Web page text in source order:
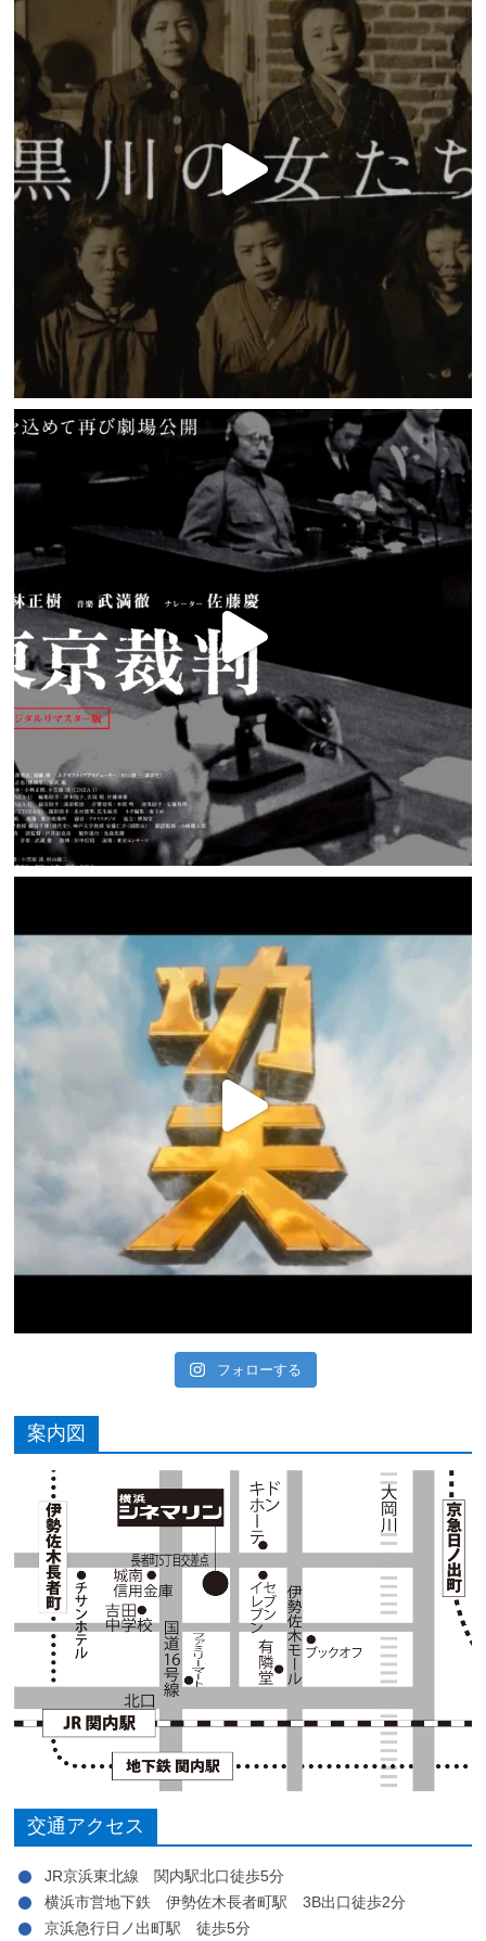
フォローする
案内図
交通アクセス
JR京浜東北線 関内駅北口徒歩5分
横浜市営地下鉄 伊勢佐木長者町駅 3B出口徒歩2分
京浜急行日ノ出町駅 徒歩5分